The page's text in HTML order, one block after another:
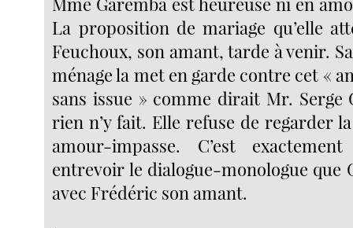
La proposition de mariage qu’elle
Feuchoux, son amant, tarde à venir.
ménage la met en garde contre cet «
sans issue » comme dirait Mr. Serge
rien n’y fait. Elle refuse de regarder
amour-impasse. C’est
entrevoir le dialogue-monologue que
avec Frédéric son amant.